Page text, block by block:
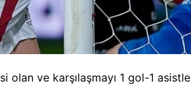
olan ve karşılaşmayı 1 gol-1 asistle